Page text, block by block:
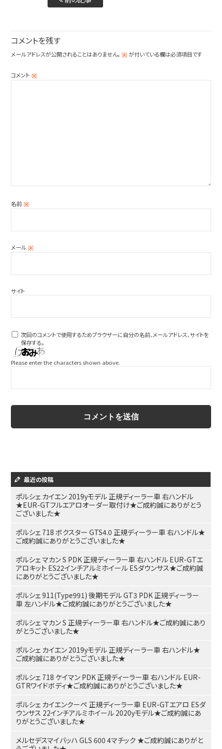
コメントを残す
メールアドレスが公開されることはありません。 ※が付いている欄は必須項目です
コメント※
名前※
メール※
サイト
次回のコメントで使用するためブラウザーに自分の名前、メールアドレス、サイトを
保存する。
Please enter the characters shown above.
最近の投稿
ポルシェ カイエン 2019yモデル 正規ディーラー車 右ハンドル
★EUR-GTフルエアロオーダー取付け★ご成約誠にありがとう
ございました★
ポルシェ 718 ボクスター GTS4.0 正規ディーラー車 右ハンドル★
ご成約誠にありがとうございました★
ポルシェ マカン S PDK 正規ディーラー車 右ハンドル EUR-GTエ
アロキット ES22インチアルミホイール ESダウンサス★ご成約誠
にありがとうございました★
ポルシェ 911(Type991) 後期モデル GT3 PDK 正規ディーラー
車 左ハンドル★ご成約誠にありがとうございました★
ポルシェ マカン S 正規ディーラー車 右ハンドル★ご成約誠にあり
がとうございました★
ポルシェ カイエン 2019yモデル 正規ディーラー車 右ハンドル★
ご成約誠にありがとうございました★
ポルシェ 718 ケイマン PDK 正規ディーラー車 右ハンドル EUR-
GTRワイドボディ★ご成約誠にありがとうございました★
ポルシェ カイエンクーペ 正規ディーラー車 EUR-GTエアロ ESダ
ウンサス 22インチアルミホイール 2020yモデル★ご成約誠にあ
りがとうございました★
メルセデスマイバッハ GLS 600 4マチック ★ご成約誠にありがと